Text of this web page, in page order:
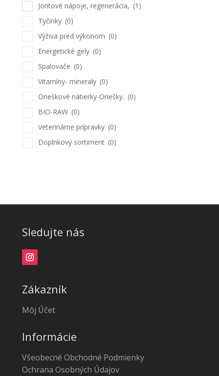
Jontové nápoje, regenerácia, (1)
Tyčinky (0)
Výživa pred výkonom (0)
Energetické gely (0)
Spalovače (0)
Vitamíny- mineraly (0)
Orieškové nátierky-Oriešky. (0)
BIO-RAW (0)
Veterinárne prípravky (0)
Doplnkový sortiment (0)
Sledujte nás
Zákazník
Môj Účet
Informácie
Všeobecné Obchodné Podmienky
Ochrana Osobných Údajov